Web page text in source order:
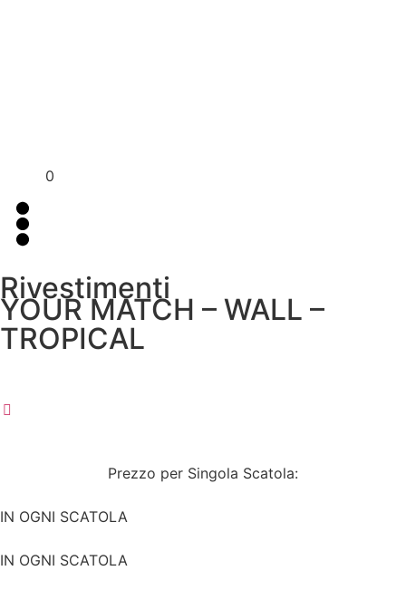
0
Rivestimenti
YOUR MATCH – WALL –
TROPICAL
Prezzo per Singola Scatola:
IN OGNI SCATOLA
IN OGNI SCATOLA